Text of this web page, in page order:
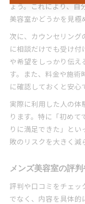
ょう。これにより、自
美容室かどうかを見極
次に、カウンセリング
に相談だけでも受け
や希望をしっかり伝え
す。また、料金や施術
に確認しておくと安心
実際に利用した人の体
ります。特に「初め
りに満足できた」と
敗のリスクを大きく減
メンズ美容室の評
評判や口コミをチェッ
でなく、内容を具体的